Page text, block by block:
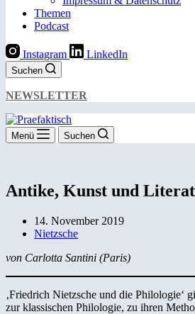
Themen
Podcast
Instagram LinkedIn
Suchen
NEWSLETTER
Menü Suchen
Antike, Kunst und
14. November 2019
Nietzsche
von Carlotta Santini (Paris)
‚Friedrich Nietzsche und die Philologie‘
zur klassischen Philologie, zu ihren